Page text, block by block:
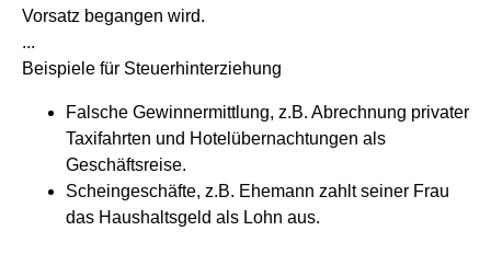
Vorsatz begangen wird.
...
Beispiele für Steuerhinterziehung
Falsche Gewinnermittlung, z.B. Abrechnung privater
Taxifahrten und Hotelübernachtungen als
Geschäftsreise.
Scheingeschäfte, z.B. Ehemann zahlt seiner Frau
das Haushaltsgeld als Lohn aus.